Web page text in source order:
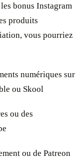
bonus Instagram
produits
vous pourriez
numériques sur
ou Skool
ou des
ou de Patreon